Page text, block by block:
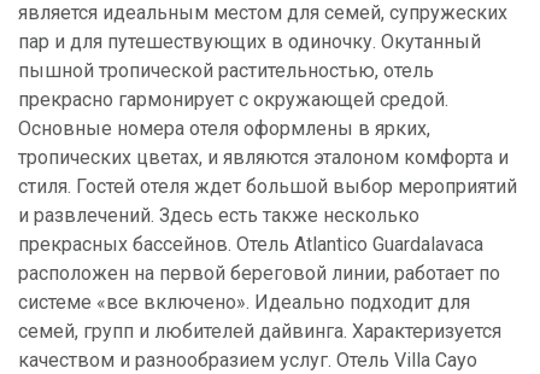
является идеальным местом для семей, супружеских
пар и для путешествующих в одиночку. Окутанный
пышной тропической растительностью, отель
прекрасно гармонирует с окружающей средой.
Основные номера отеля оформлены в ярких,
тропических цветах, и являются эталоном комфорта и
стиля. Гостей отеля ждет большой выбор мероприятий
и развлечений. Здесь есть также несколько
прекрасных бассейнов. Отель Atlantico Guardalavaca
расположен на первой береговой линии, работает по
системе «все включено». Идеально подходит для
семей, групп и любителей дайвинга. Характеризуется
качеством и разнообразием услуг. Отель Villa Cayo